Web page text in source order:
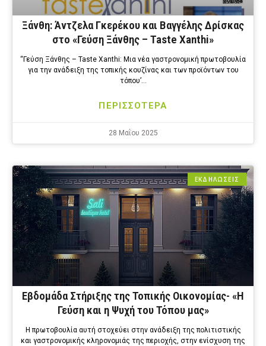
Ξάνθη: Άντζελα Γκερέκου και Βαγγέλης Δρίσκας
στο «Γεύση Ξάνθης – Taste Xanthi»
“Γεύση Ξάνθης – Taste Xanthi: Μια νέα γαστρονομική πρωτοβουλία
για την ανάδειξη της τοπικής κουζίνας και των προϊόντων του
τόπου’…
ΠΕΡΙΣΣΟΤΕΡΑ
28 Μαΐου 2025
ΕΚΔΗΛΩΣΕΙΣ
Εβδομάδα Στήριξης της Τοπικής Οικονομίας- «Η
Γεύση και η Ψυχή του Τόπου μας»
Η πρωτοβουλία αυτή στοχεύει στην ανάδειξη της πολιτιστικής
και γαστρονομικής κληρονομιάς της περιοχής, στην ενίσχυση της